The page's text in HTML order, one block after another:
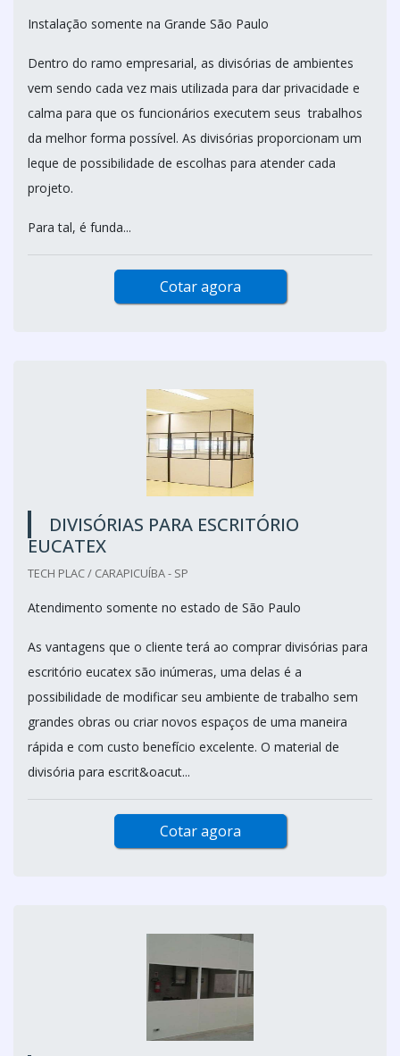
Instalação somente na Grande São Paulo
Dentro do ramo empresarial, as divisórias de ambientes
vem sendo cada vez mais utilizada para dar privacidade e
calma para que os funcionários executem seus trabalhos
da melhor forma possível. As divisórias proporcionam um
leque de possibilidade de escolhas para atender cada
projeto.
Para tal, é funda...
Cotar agora
DIVISÓRIAS PARA ESCRITÓRIO
EUCATEX
TECH PLAC / CARAPICUÍBA - SP
Atendimento somente no estado de São Paulo
As vantagens que o cliente terá ao comprar divisórias para
escritório eucatex são inúmeras, uma delas é a
possibilidade de modificar seu ambiente de trabalho sem
grandes obras ou criar novos espaços de uma maneira
rápida e com custo benefício excelente. O material de
divisória para escrit&oacut...
Cotar agora